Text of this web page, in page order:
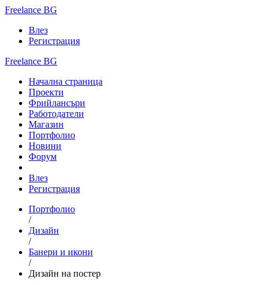
Freelance BG
Влез
Регистрация
Freelance BG
Начална страница
Проекти
Фрийлансъри
Работодатели
Магазин
Портфолио
Новини
Форум
Влез
Регистрация
Портфолио
/
Дизайн
/
Банери и икони
/
Дизайн на постер